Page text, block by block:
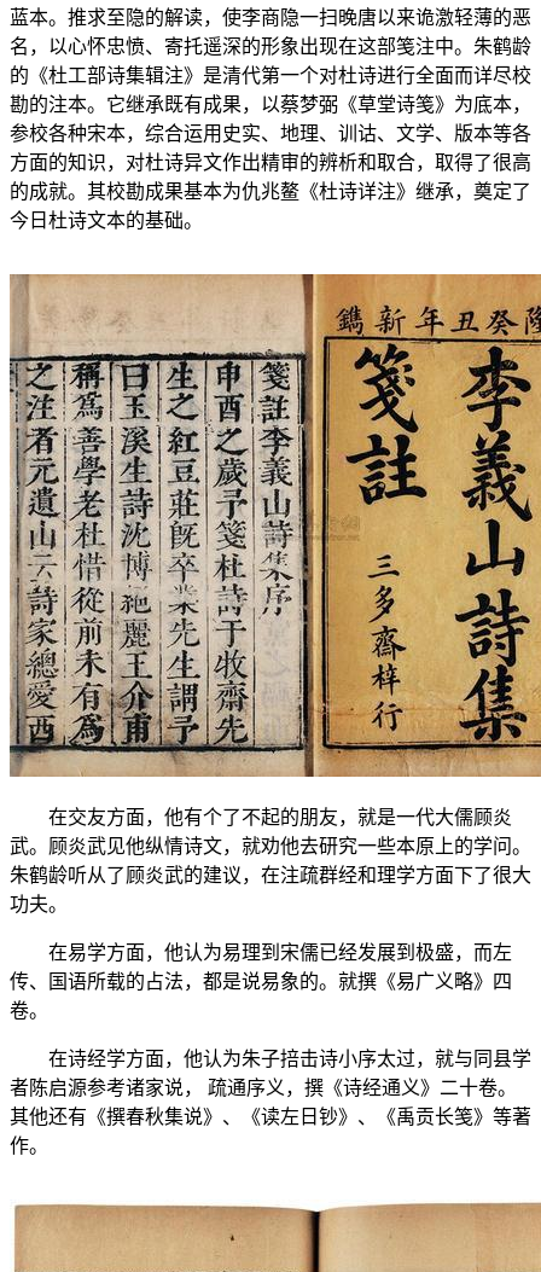
蓝本。推求至隐的解读，使李商隐一扫晚唐以来诡激轻薄的恶
名，以心怀忠愤、寄托遥深的形象出现在这部笺注中。朱鹤龄
的《杜工部诗集辑注》是清代第一个对杜诗进行全面而详尽校
勘的注本。它继承既有成果，以蔡梦弼《草堂诗笺》为底本，
参校各种宋本，综合运用史实、地理、训诂、文学、版本等各
方面的知识，对杜诗异文作出精审的辨析和取合，取得了很高
的成就。其校勘成果基本为仇兆鳌《杜诗详注》继承，奠定了
今日杜诗文本的基础。
在交友方面，他有个了不起的朋友，就是一代大儒顾炎
武。顾炎武见他纵情诗文，就劝他去研究一些本原上的学问。
朱鹤龄听从了顾炎武的建议，在注疏群经和理学方面下了很大
功夫。
在易学方面，他认为易理到宋儒已经发展到极盛，而左
传、国语所载的占法，都是说易象的。就撰《易广义略》四
卷。
在诗经学方面，他认为朱子掊击诗小序太过，就与同县学
者陈启源参考诸家说， 疏通序义，撰《诗经通义》二十卷。
其他还有《撰春秋集说》、《读左日钞》、《禹贡长笺》等著
作。